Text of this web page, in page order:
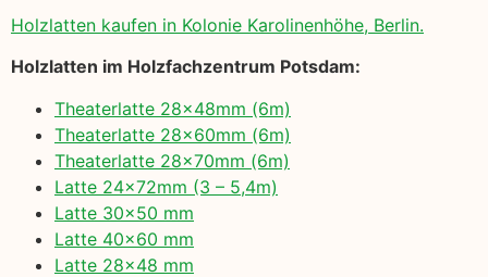
Holzlatten kaufen in Kolonie Karolinenhöhe, Berlin.
Holzlatten im Holzfachzentrum Potsdam:
Theaterlatte 28x48mm (6m)
Theaterlatte 28x60mm (6m)
Theaterlatte 28x70mm (6m)
Latte 24x72mm (3 – 5,4m)
Latte 30×50 mm
Latte 40×60 mm
Latte 28×48 mm